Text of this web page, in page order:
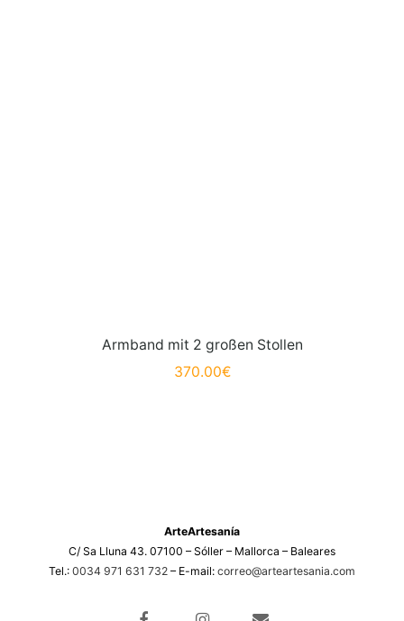
Armband mit 2 großen Stollen
370.00€
ArteArtesanía
C/ Sa Lluna 43. 07100 – Sóller – Mallorca – Baleares
Tel.: 0034 971 631 732 – E-mail: correo@arteartesania.com